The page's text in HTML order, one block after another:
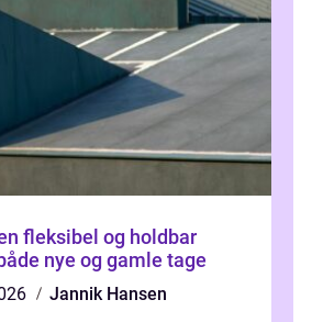
fleksibel og holdbar
nye og gamle tage
Jannik Hansen